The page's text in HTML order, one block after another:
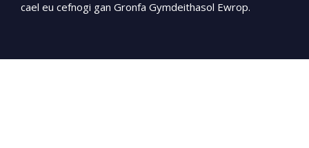
cael eu cefnogi gan Gronfa Gymdeithasol Ewrop.